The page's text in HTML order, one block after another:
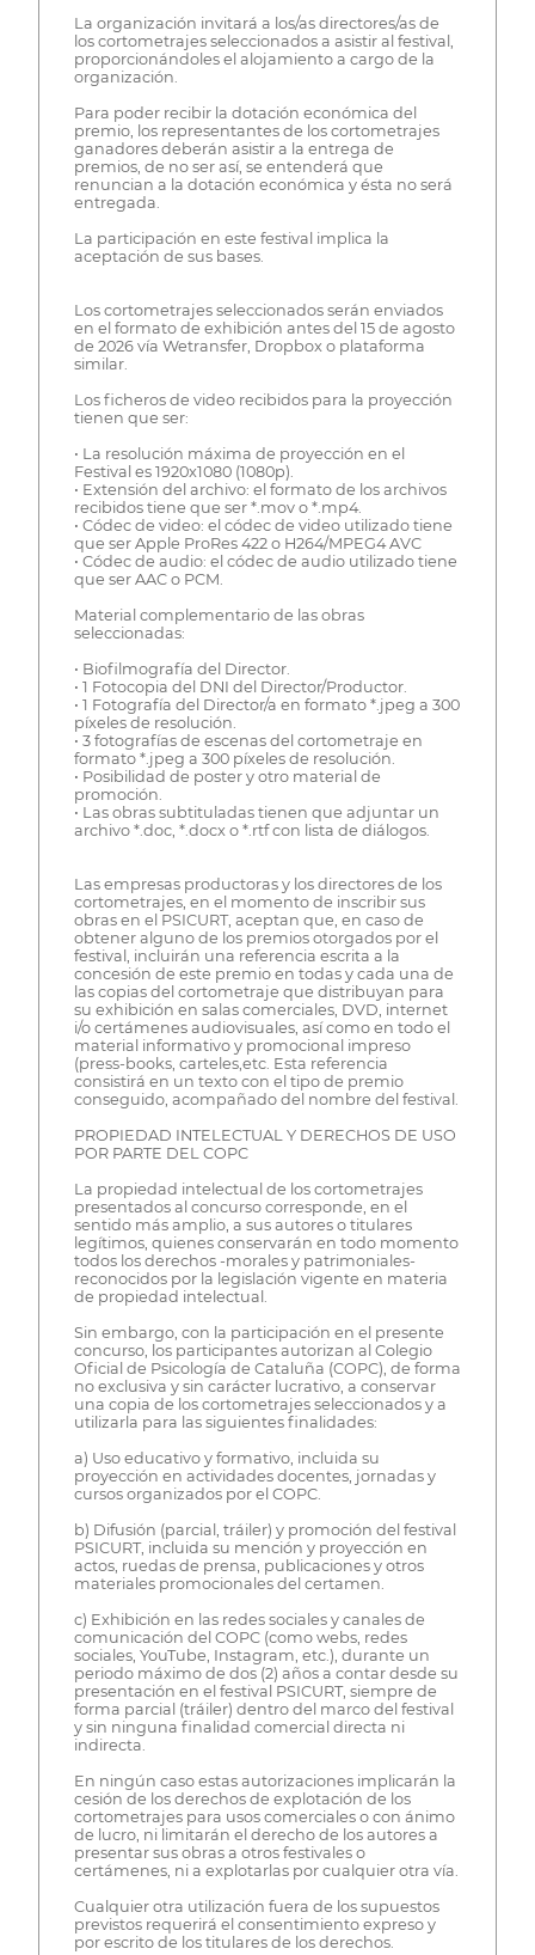
La organización invitará a los/as directores/as de
los cortometrajes seleccionados a asistir al festival,
proporcionándoles el alojamiento a cargo de la
organización.
Para poder recibir la dotación económica del
premio, los representantes de los cortometrajes
ganadores deberán asistir a la entrega de
premios, de no ser así, se entenderá que
renuncian a la dotación económica y ésta no será
entregada.
La participación en este festival implica la
aceptación de sus bases.
Los cortometrajes seleccionados serán enviados
en el formato de exhibición antes del 15 de agosto
de 2026 vía Wetransfer, Dropbox o plataforma
similar.
Los ficheros de video recibidos para la proyección
tienen que ser:
• La resolución máxima de proyección en el
Festival es 1920x1080 (1080p).
• Extensión del archivo: el formato de los archivos
recibidos tiene que ser *.mov o *.mp4.
• Códec de video: el códec de video utilizado tiene
que ser Apple ProRes 422 o H264/MPEG4 AVC
• Códec de audio: el códec de audio utilizado tiene
que ser AAC o PCM.
Material complementario de las obras
seleccionadas:
• Biofilmografía del Director.
• 1 Fotocopia del DNI del Director/Productor.
• 1 Fotografía del Director/a en formato *.jpeg a 300
píxeles de resolución.
• 3 fotografías de escenas del cortometraje en
formato *.jpeg a 300 píxeles de resolución.
• Posibilidad de poster y otro material de
promoción.
• Las obras subtituladas tienen que adjuntar un
archivo *.doc, *.docx o *.rtf con lista de diálogos.
Las empresas productoras y los directores de los
cortometrajes, en el momento de inscribir sus
obras en el PSICURT, aceptan que, en caso de
obtener alguno de los premios otorgados por el
festival, incluirán una referencia escrita a la
concesión de este premio en todas y cada una de
las copias del cortometraje que distribuyan para
su exhibición en salas comerciales, DVD, internet
i/o certámenes audiovisuales, así como en todo el
material informativo y promocional impreso
(press-books, carteles,etc. Esta referencia
consistirá en un texto con el tipo de premio
conseguido, acompañado del nombre del festival.
PROPIEDAD INTELECTUAL Y DERECHOS DE USO
POR PARTE DEL COPC
La propiedad intelectual de los cortometrajes
presentados al concurso corresponde, en el
sentido más amplio, a sus autores o titulares
legítimos, quienes conservarán en todo momento
todos los derechos -morales y patrimoniales-
reconocidos por la legislación vigente en materia
de propiedad intelectual.
Sin embargo, con la participación en el presente
concurso, los participantes autorizan al Colegio
Oficial de Psicología de Cataluña (COPC), de forma
no exclusiva y sin carácter lucrativo, a conservar
una copia de los cortometrajes seleccionados y a
utilizarla para las siguientes finalidades:
a) Uso educativo y formativo, incluida su
proyección en actividades docentes, jornadas y
cursos organizados por el COPC.
b) Difusión (parcial, tráiler) y promoción del festival
PSICURT, incluida su mención y proyección en
actos, ruedas de prensa, publicaciones y otros
materiales promocionales del certamen.
c) Exhibición en las redes sociales y canales de
comunicación del COPC (como webs, redes
sociales, YouTube, Instagram, etc.), durante un
periodo máximo de dos (2) años a contar desde su
presentación en el festival PSICURT, siempre de
forma parcial (tráiler) dentro del marco del festival
y sin ninguna finalidad comercial directa ni
indirecta.
En ningún caso estas autorizaciones implicarán la
cesión de los derechos de explotación de los
cortometrajes para usos comerciales o con ánimo
de lucro, ni limitarán el derecho de los autores a
presentar sus obras a otros festivales o
certámenes, ni a explotarlas por cualquier otra vía.
Cualquier otra utilización fuera de los supuestos
previstos requerirá el consentimiento expreso y
por escrito de los titulares de los derechos.